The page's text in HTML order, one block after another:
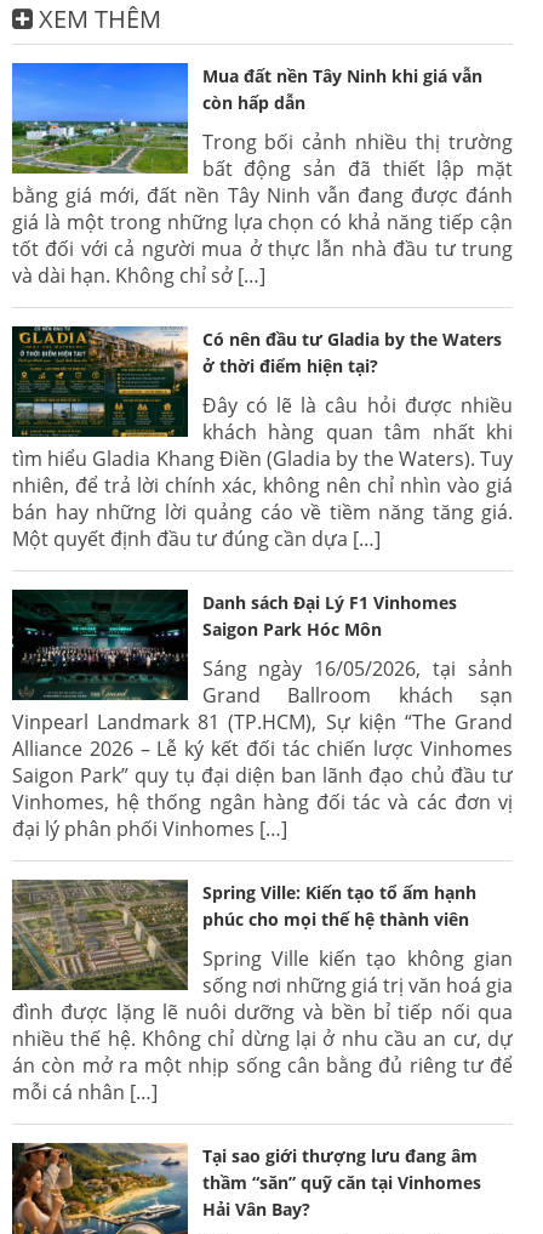
XEM THÊM
Mua đất nền Tây Ninh khi giá vẫn
còn hấp dẫn
Trong bối cảnh nhiều thị trường
bất động sản đã thiết lập mặt
bằng giá mới, đất nền Tây Ninh vẫn đang được đánh
giá là một trong những lựa chọn có khả năng tiếp cận
tốt đối với cả người mua ở thực lẫn nhà đầu tư trung
và dài hạn. Không chỉ sở […]
Có nên đầu tư Gladia by the Waters
ở thời điểm hiện tại?
Đây có lẽ là câu hỏi được nhiều
khách hàng quan tâm nhất khi
tìm hiểu Gladia Khang Điền (Gladia by the Waters). Tuy
nhiên, để trả lời chính xác, không nên chỉ nhìn vào giá
bán hay những lời quảng cáo về tiềm năng tăng giá.
Một quyết định đầu tư đúng cần dựa […]
Danh sách Đại Lý F1 Vinhomes
Saigon Park Hóc Môn
Sáng ngày 16/05/2026, tại sảnh
Grand Ballroom khách sạn
Vinpearl Landmark 81 (TP.HCM), Sự kiện “The Grand
Alliance 2026 – Lễ ký kết đối tác chiến lược Vinhomes
Saigon Park” quy tụ đại diện ban lãnh đạo chủ đầu tư
Vinhomes, hệ thống ngân hàng đối tác và các đơn vị
đại lý phân phối Vinhomes […]
Spring Ville: Kiến tạo tổ ấm hạnh
phúc cho mọi thế hệ thành viên
Spring Ville kiến tạo không gian
sống nơi những giá trị văn hoá gia
đình được lặng lẽ nuôi dưỡng và bền bỉ tiếp nối qua
nhiều thế hệ. Không chỉ dừng lại ở nhu cầu an cư, dự
án còn mở ra một nhịp sống cân bằng đủ riêng tư để
mỗi cá nhân […]
Tại sao giới thượng lưu đang âm
thầm “săn” quỹ căn tại Vinhomes
Hải Vân Bay?